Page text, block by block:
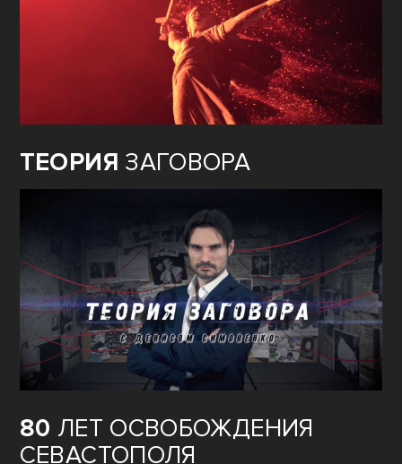
ТЕОРИЯ ЗАГОВОРА
80 ЛЕТ ОСВОБОЖДЕНИЯ
СЕВАСТОПОЛЯ